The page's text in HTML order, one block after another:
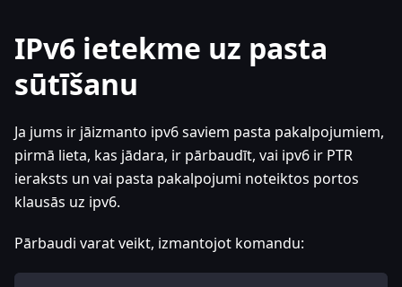
IPv6 ietekme uz pasta
sūtīšanu
Ja jums ir jāizmanto ipv6 saviem pasta pakalpojumiem,
pirmā lieta, kas jādara, ir pārbaudīt, vai ipv6 ir PTR
ieraksts un vai pasta pakalpojumi noteiktos portos
klausās uz ipv6.
Pārbaudi varat veikt, izmantojot komandu: